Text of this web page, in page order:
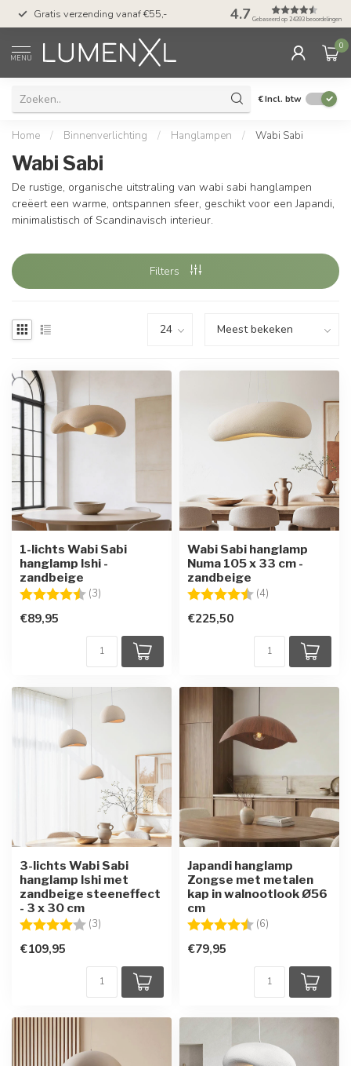
Gratis verzending vanaf €55,- 50 dagen
met Klarna
4.7 Gebaseerd op 24393 beoordelingen
MENU
0
€Incl. btw
Home / Binnenverlichting / Hanglampen / Wabi Sabi
Wabi Sabi
De rustige, organische uitstraling van wabi sabi hanglampen
creëert een warme, ontspannen sfeer, geschikt voor een Japandi,
minimalistisch of Scandinavisch interieur.
Filters
1-lichts Wabi Sabi
hanglamp Ishi -
zandbeige
Beoordeling: (3)
€89,95
Wabi Sabi hanglamp
Numa 105 x 33 cm -
zandbeige
Beoordeling: (4)
€225,50
3-lichts Wabi Sabi
hanglamp Ishi met
zandbeige steeneffect
- 3 x 30 cm
Beoordeling: (3)
€109,95
Japandi hanglamp
Zongse met metalen
kap in walnootlook Ø56
cm
Beoordeling: (6)
€79,95